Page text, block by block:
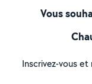
Vous
Inscrivez-vous